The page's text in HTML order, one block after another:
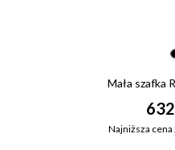
Mała szafka
Najniższa cena